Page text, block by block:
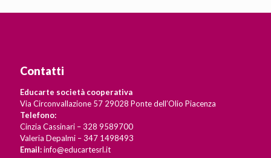
Contatti
Educarte società cooperativa
Via Circonvallazione 57 29028 Ponte dell’Olio Piacenza
Telefono:
Cinzia Cassinari – 328 9589700
Valeria Depalmi – 347 1498493
Email:info@educartesrl.it